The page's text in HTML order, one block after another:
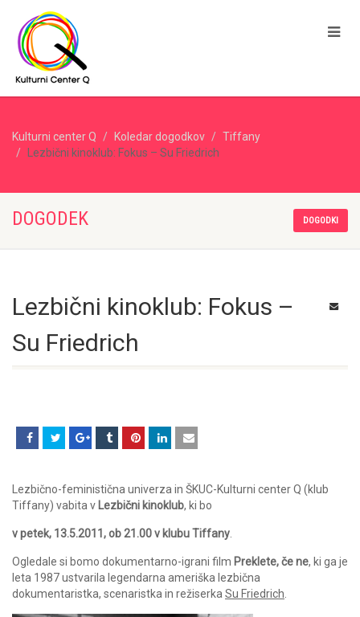
Kulturni center Q Koledar dogodkov
Tiffany
Lezbični kinoklub: Fokus – Su Friedrich
DOGODEK DOGODKI
Lezbični kinoklub: Fokus –
Su Friedrich
Lezbično-feministična univerza in ŠKUC-Kulturni center Q (klub
Tiffany) vabita v Lezbični kinoklub, ki bo
v petek, 13.5.2011, ob 21.00 v klubu Tiffany
Ogledale si bomo dokumentarno-igrani film Preklete, če ne, ki ga je
leta 1987 ustvarila legendarna ameriška lezbična
dokumentaristka, scenaristka in režiserka Su Friedrich